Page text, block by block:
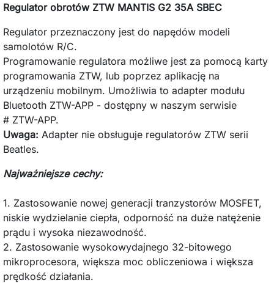
Regulator obrotów ZTW MANTIS G2 35A SBEC
Regulator przeznaczony jest do napędów modeli
samolotów R/C.
Programowanie regulatora możliwe jest za pomocą karty
programowania ZTW, lub poprzez aplikację na
urządzeniu mobilnym. Umożliwia to adapter modułu
Bluetooth ZTW-APP - dostępny w naszym serwisie
# ZTW-APP.
Uwaga: Adapter nie obsługuje regulatorów ZTW serii
Beatles.
Najważniejsze cechy:
1. Zastosowanie nowej generacji tranzystorów MOSFET,
niskie wydzielanie ciepła, odporność na duże natężenie
prądu i wysoka niezawodność.
2. Zastosowanie wysokowydajnego 32-bitowego
mikroprocesora, większa moc obliczeniowa i większa
prędkość działania.